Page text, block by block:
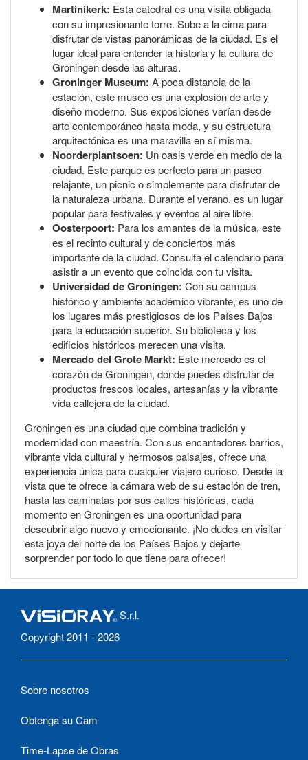
Martinikerk: Esta catedral es una visita obligada
con su impresionante torre. Sube a la cima para
disfrutar de vistas panorámicas de la ciudad. Es el
lugar ideal para entender la historia y la cultura de
Groningen desde las alturas.
Groninger Museum: A poca distancia de la
estación, este museo es una explosión de arte y
diseño moderno. Sus exposiciones varían desde
arte contemporáneo hasta moda, y su estructura
arquitectónica es una maravilla en sí misma.
Noorderplantsoen: Un oasis verde en medio de la
ciudad. Este parque es perfecto para un paseo
relajante, un picnic o simplemente para disfrutar de
la naturaleza urbana. Durante el verano, es un lugar
popular para festivales y eventos al aire libre.
Oosterpoort: Para los amantes de la música, este
es el recinto cultural y de conciertos más
importante de la ciudad. Consulta el calendario para
asistir a un evento que coincida con tu visita.
Universidad de Groningen: Con su campus
histórico y ambiente académico vibrante, es uno de
los lugares más prestigiosos de los Países Bajos
para la educación superior. Su biblioteca y los
edificios históricos merecen una visita.
Mercado del Grote Markt: Este mercado es el
corazón de Groningen, donde puedes disfrutar de
productos frescos locales, artesanías y la vibrante
vida callejera de la ciudad.
Groningen es una ciudad que combina tradición y
modernidad con maestría. Con sus encantadores barrios,
vibrante vida cultural y hermosos paisajes, ofrece una
experiencia única para cualquier viajero curioso. Desde la
vista que te ofrece la cámara web de su estación de tren,
hasta las caminatas por sus calles históricas, cada
momento en Groningen es una oportunidad para
descubrir algo nuevo y emocionante. ¡No dudes en visitar
esta joya del norte de los Países Bajos y dejarte
sorprender por todo lo que tiene para ofrecer!
S.r.l.
Copyright 2011 - 2026
Sobre nosotros
Obtenga su Cam
Time-Lapse de Obras